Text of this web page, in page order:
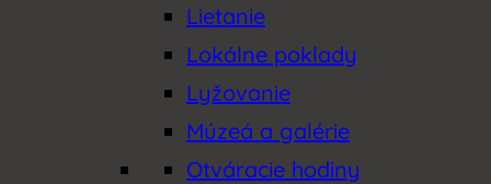
Lietanie
Lokálne poklady
Lyžovanie
Múzeá a galérie
Otváracie hodiny